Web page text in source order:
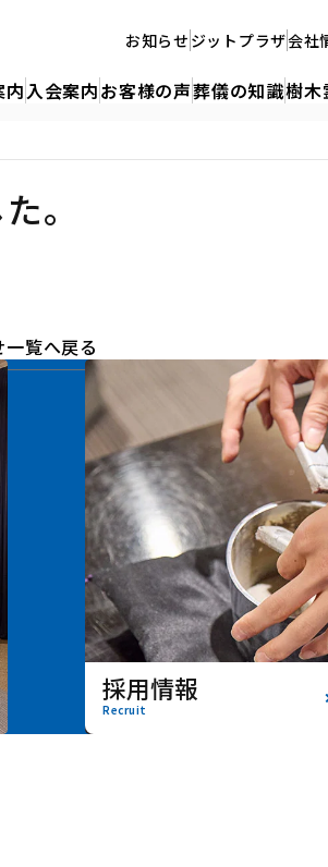
お知らせ ジットプラザ会社
内入会案内お客様の声葬儀の知識樹木
。
覧へ戻る
採用情報
Recruit